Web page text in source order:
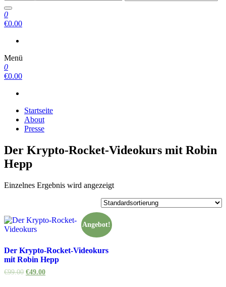
0
€0.00
Menü
0
€0.00
Startseite
About
Presse
Der Krypto-Rocket-Videokurs mit Robin
Hepp
Einzelnes Ergebnis wird angezeigt
Angebot!
Der Krypto-Rocket-Videokurs
mit Robin Hepp
€99.00 €49.00